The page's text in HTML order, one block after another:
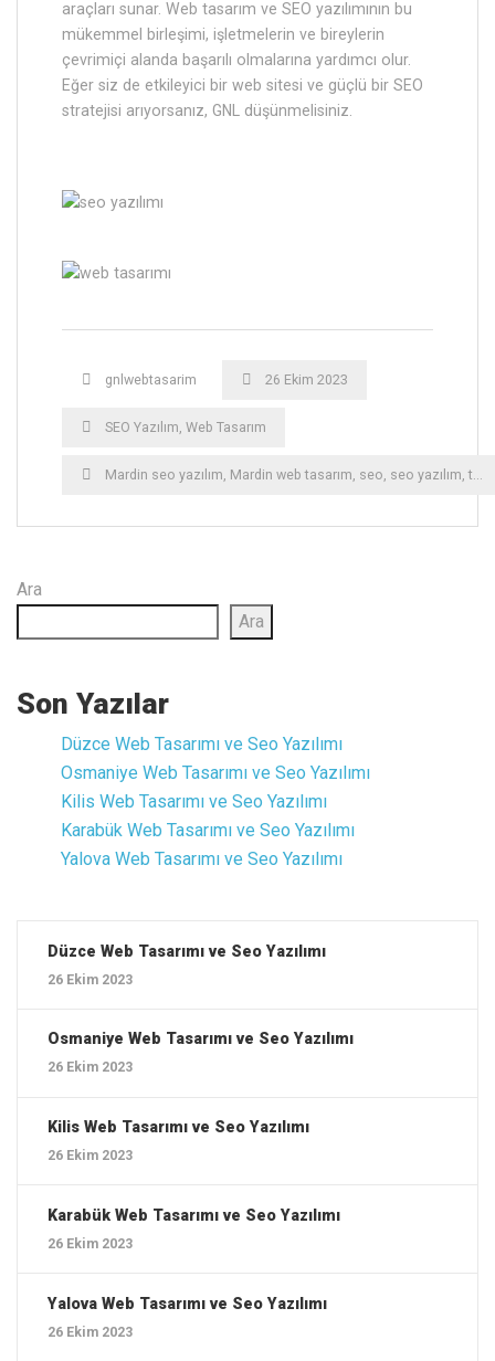
araçları sunar. Web tasarım ve SEO yazılımının bu
mükemmel birleşimi, işletmelerin ve bireylerin
çevrimiçi alanda başarılı olmalarına yardımcı olur.
Eğer siz de etkileyici bir web sitesi ve güçlü bir SEO
stratejisi arıyorsanız, GNL düşünmelisiniz.
gnlwebtasarim 26 Ekim 2023
SEO Yazılım, Web Tasarım
Mardin ‎seo yazılım, Mardin ‎web tasarım, seo, seo yazılım,tasarım
Ara
Ara
Son Yazılar
Düzce ‎Web Tasarımı ve Seo Yazılımı
Osmaniye ‎Web Tasarımı ve Seo Yazılımı
Kilis ‎Web Tasarımı ve Seo Yazılımı
Karabük ‎Web Tasarımı ve Seo Yazılımı
Yalova ‎Web Tasarımı ve Seo Yazılımı
Düzce ‎Web Tasarımı ve Seo Yazılımı
26 Ekim 2023
Osmaniye ‎Web Tasarımı ve Seo Yazılımı
26 Ekim 2023
Kilis ‎Web Tasarımı ve Seo Yazılımı
26 Ekim 2023
Karabük ‎Web Tasarımı ve Seo Yazılımı
26 Ekim 2023
Yalova ‎Web Tasarımı ve Seo Yazılımı
26 Ekim 2023